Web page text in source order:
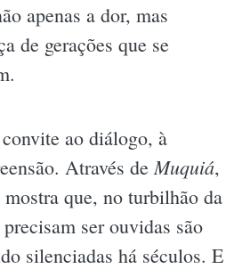
apenas a dor, mas
de gerações que se
ao diálogo, à
Através de Muquiá,
que, no turbilhão da
ser ouvidas são
silenciadas há séculos. E